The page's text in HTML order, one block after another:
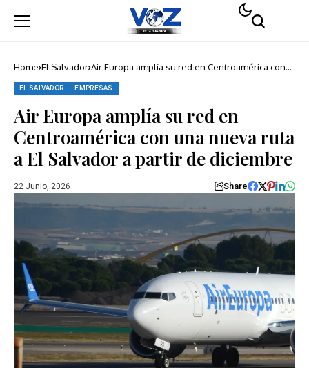
Home El Salvador Air Europa amplía su red en Centroamérica con
diciembre
EL SALVADOR EMPRESAS
Air Europa amplía su red en
Centroamérica con una nueva ruta
a El Salvador a partir de diciembre
22 Junio, 2026 Share